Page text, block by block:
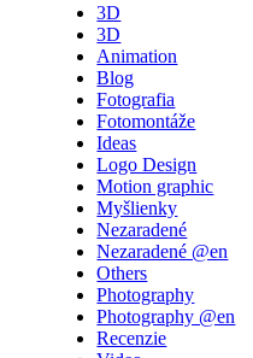
3D
3D
Animation
Blog
Fotografia
Fotomontáže
Ideas
Logo Design
Motion graphic
Myšlienky
Nezaradené
Nezaradené @en
Others
Photography
Photography @en
Recenzie